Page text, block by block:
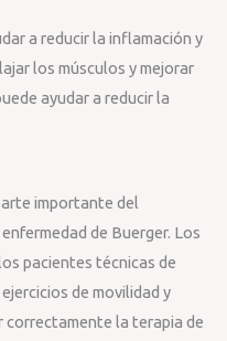
a reducir la inflamación y
los músculos y mejorar
ayudar a reducir la
importante del
de Buerger. Los
pacientes técnicas de
de movilidad y
correctamente la terapia de